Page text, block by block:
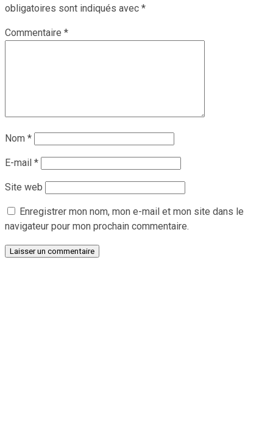
obligatoires sont indiqués avec *
Commentaire *
Nom *
E-mail *
Site web
Enregistrer mon nom, mon e-mail et mon site dans le
navigateur pour mon prochain commentaire.